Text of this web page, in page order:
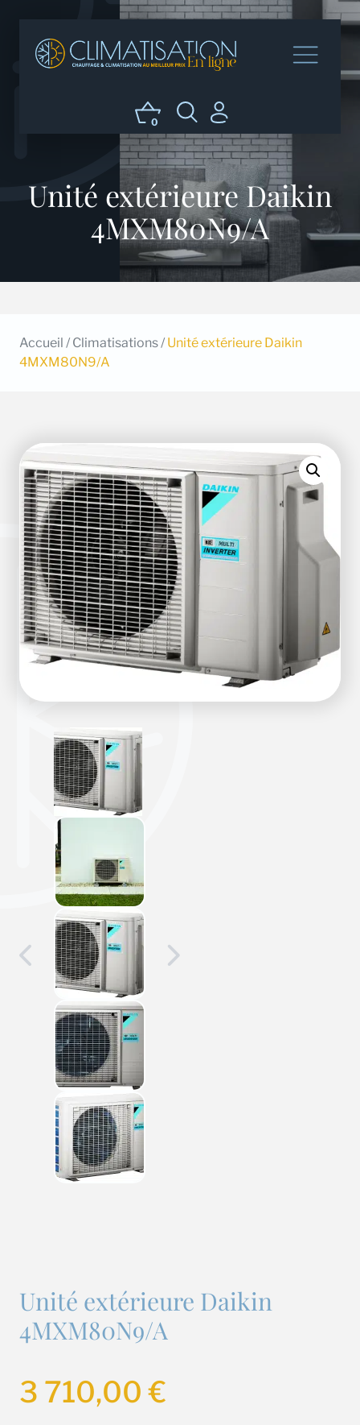
0
Unité extérieure Daikin
4MXM80N9/A
Accueil / Climatisations/ Unité extérieure Daikin
4MXM80N9/A
Unité extérieure Daikin
4MXM80N9/A
3 710,00€